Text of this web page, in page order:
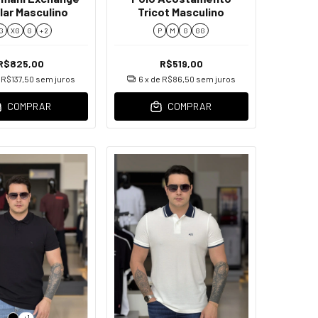
Masculino
XG G + 2
R$137,50 sem juros
COMPRAR
Tricot Masculino
P M G GG
R$519,00
6 x de R$86,50 sem juros
COMPRAR